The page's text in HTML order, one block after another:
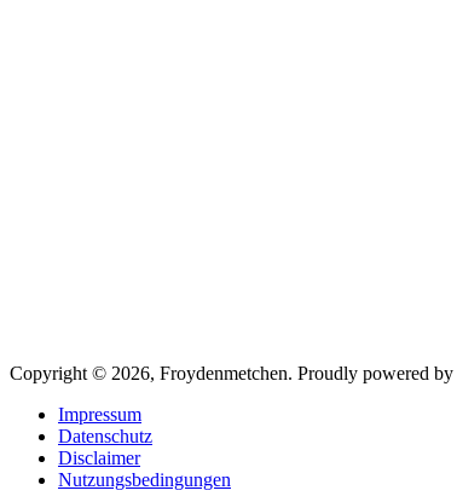
Copyright © 2026, Froydenmetchen. Proudly powered by
Impressum
Datenschutz
Disclaimer
Nutzungsbedingungen